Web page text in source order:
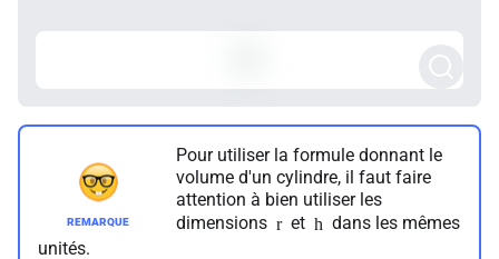
Pour utiliser la formule donnant le
volume d'un cylindre, il faut faire
attention à bien utiliser les
dimensions r et h dans les mêmes
unités.